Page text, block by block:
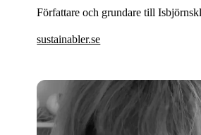
Författare och grundare till
sustainabler.se